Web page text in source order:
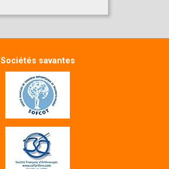
Sociétés savantes